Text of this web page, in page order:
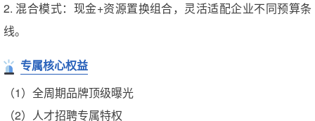
2. 混合模式：现金+资源置换组合，灵活适配企业不同预算条
线。
专属核心权益
（1）全周期品牌顶级曝光
（2）人才招聘专属特权